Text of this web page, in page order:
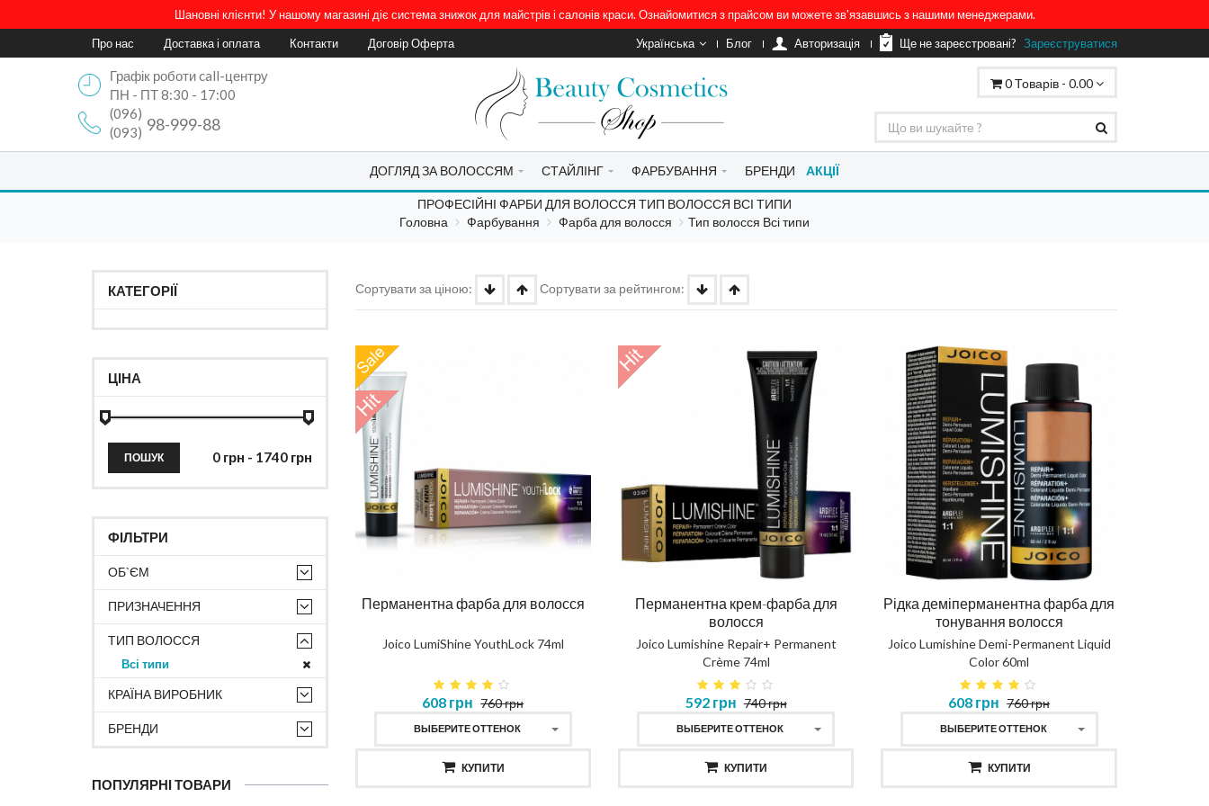
Шановні клієнти! У нашому магазині діє система знижок для майстрів і салонів краси. Ознайомитися з прайсом ви можете зв'язавшись з нашими менеджерами.
Про нас
Доставка і оплата Контакти Договір Оферта Українська Блог Aвторизація Ще не зареєстровані? Зареєструватися
Графік роботи call-центру
ПН - ПТ 8:30 - 17:00
(096)
98-999-88
(093)
0Товарів - 0.00
ДОГЛЯД ЗА ВОЛОССЯМ СТАЙЛІНГ ФАРБУВАННЯ БРЕНДИ АКЦІЇ
ПРОФЕСІЙНІ ФАРБИ ДЛЯ ВОЛОССЯ ТИП ВОЛОССЯ ВСІ ТИПИ
Головна
Фарбування Фарба для волосся Тип волосся Всі типи
КАТЕГОРІЇ
ЦІНА
ПОШУК
ФІЛЬТРИ
ОБ`ЄМ
ПРИЗНАЧЕННЯ
ТИП ВОЛОССЯ
Всі типи
КРАЇНА ВИРОБНИК
БРЕНДИ
ПОПУЛЯРНІ ТОВАРИ
Сортувати за ціною: Сортувати за рейтингом:
Перманентна фарба для волосся
Joico LumiShine YouthLock 74ml
608 грн 760 грн
ВЫБЕРИТЕ ОТТЕНОК
КУПИТИ
Перманентна крем-фарба для
волосся
Joico Lumishine Repair+ Permanent
Crème 74ml
592 грн 740 грн
ВЫБЕРИТЕ ОТТЕНОК
КУПИТИ
Рідка деміперманентна фарба для
тонування волосся
Joico Lumishine Demi-Permanent Liquid
Color 60ml
608 грн 760 грн
ВЫБЕРИТЕ ОТТЕНОК
КУПИТИ